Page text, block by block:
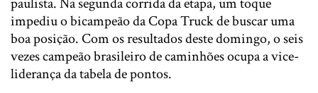
paulista. Na segunda corrida da etapa, um toque
impediu o bicampeão da Copa Truck de buscar uma
boa posição. Com os resultados deste domingo, o seis
vezes campeão brasileiro de caminhões ocupa a vice-
liderança da tabela de pontos.